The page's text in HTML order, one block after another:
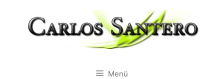
springen
Menü